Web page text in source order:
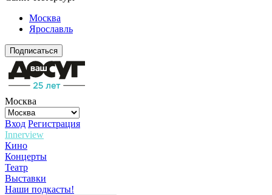
Москва
Ярославль
Подписаться
Москва
Вход Регистрация
Innerview
Кино
Концерты
Театр
Выставки
Наши подкасты!